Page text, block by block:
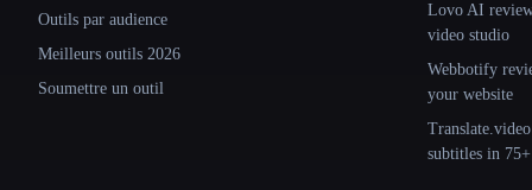
Outils par audience
Meilleurs outils 2026
Soumettre un outil
Lovo AI
video studio
Webbotify
your website
subtitles in 75+